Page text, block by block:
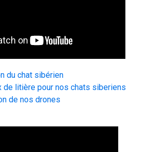
du chat sibérien
de litière pour nos chats siberiens
de nos drones